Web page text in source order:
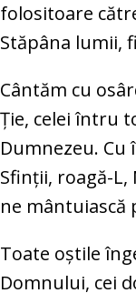
folositoare
Stăpâna lumii,
Cântăm cu
Ţie, celei întru
Dumnezeu.
Sfinţii, roagă-L,
ne mântuiască
Toate oştile
Domnului, cei